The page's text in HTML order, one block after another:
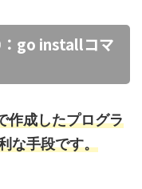
go installコマ
作成したプログラ
な手段です。